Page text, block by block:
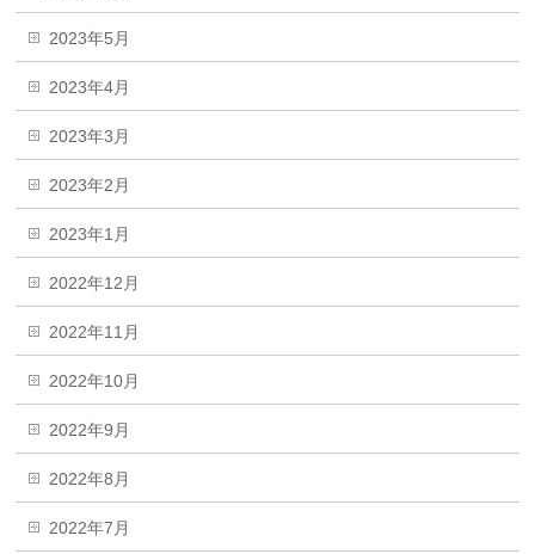
2023年5月
2023年4月
2023年3月
2023年2月
2023年1月
2022年12月
2022年11月
2022年10月
2022年9月
2022年8月
2022年7月